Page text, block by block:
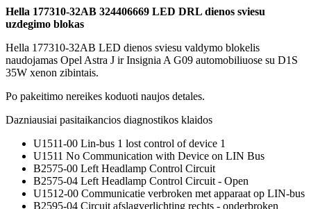
Hella 177310-32AB 324406669 LED DRL dienos sviesu
uzdegimo blokas
Hella 177310-32AB LED dienos sviesu valdymo blokelis
naudojamas Opel Astra J ir Insignia A G09 automobiliuose su D1S
35W xenon zibintais.
Po pakeitimo nereikes koduoti naujos detales.
Dazniausiai pasitaikancios diagnostikos klaidos
U1511-00 Lin-bus 1 lost control of device 1
U1511 No Communication with Device on LIN Bus
B2575-00 Left Headlamp Control Circuit
B2575-04 Left Headlamp Control Circuit - Open
U1512-00 Communicatie verbroken met apparaat op LIN-bus
B2595-04 Circuit afslagverlichting rechts - onderbroken